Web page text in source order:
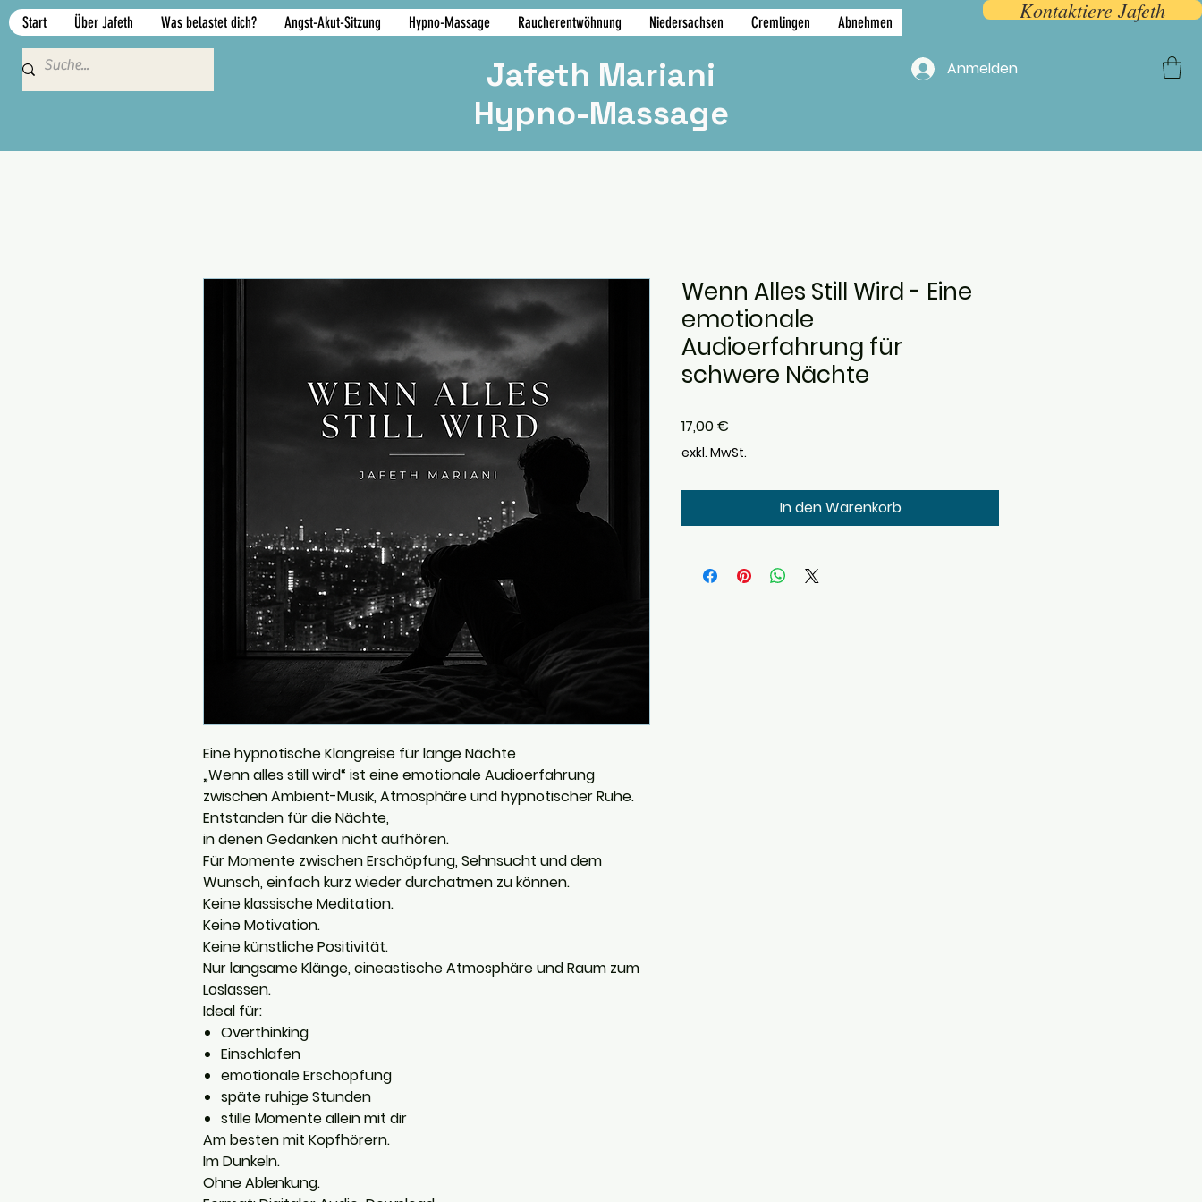
Start Über Jafeth Was belastet dich? Angst-Akut-Sitzung Hypno-Massage Raucherentwöhnung Niedersachsen Cremlingen Abnehmen More Kontaktiere Jafeth
Jafeth Mariani
Hypno-Massage
Anmelden
Eine hypnotische Klangreise für lange Nächte
„Wenn alles still wird“ ist eine emotionale Audioerfahrung
zwischen Ambient-Musik, Atmosphäre und hypnotischer Ruhe.
Entstanden für die Nächte,
in denen Gedanken nicht aufhören.
Für Momente zwischen Erschöpfung, Sehnsucht und dem
Wunsch, einfach kurz wieder durchatmen zu können.
Keine klassische Meditation.
Keine Motivation.
Keine künstliche Positivität.
Nur langsame Klänge, cineastische Atmosphäre und Raum zum
Loslassen.
Ideal für:
Overthinking
Einschlafen
emotionale Erschöpfung
späte ruhige Stunden
stille Momente allein mit dir
Am besten mit Kopfhörern.
Im Dunkeln.
Ohne Ablenkung.
Wenn Alles Still Wird - Eine
emotionale
Audioerfahrung für
schwere Nächte
17,00 €
exkl. MwSt.
In den Warenkorb